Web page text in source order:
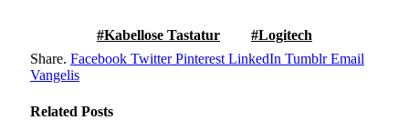
Kabellose Tastatur
Logitech
Share. Facebook Twitter Pinterest LinkedIn Tumblr Email
Vangelis
Related Posts